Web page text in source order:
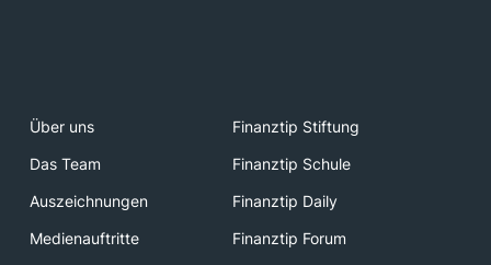
Über uns
Finanztip Stiftung
Das Team
Finanztip Schule
Auszeichnungen
Finanztip Daily
Medienauftritte
Finanztip Forum